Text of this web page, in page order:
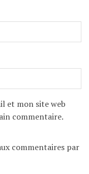
et mon site web
commentaire.
commentaires par